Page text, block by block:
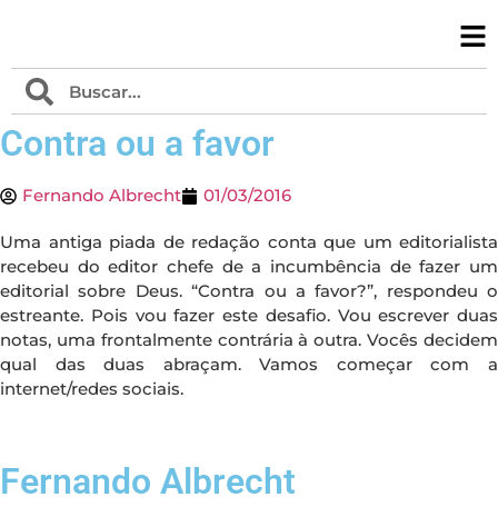
Contra ou a favor
Fernando Albrecht 01/03/2016
Uma antiga piada de redação conta que um editorialista
recebeu do editor chefe de a incumbência de fazer um
editorial sobre Deus. “Contra ou a favor?”, respondeu o
estreante. Pois vou fazer este desafio. Vou escrever duas
notas, uma frontalmente contrária à outra. Vocês decidem
qual das duas abraçam. Vamos começar com a
internet/redes sociais.
Fernando Albrecht